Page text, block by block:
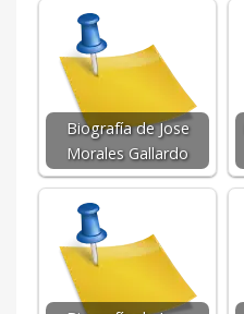
Biografía de Jose
Morales Gallardo